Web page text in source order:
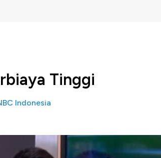
Tinggi
Indonesia
bak dua sisi koin yang bertolak
Terlebih tindak pidana korupsi yang